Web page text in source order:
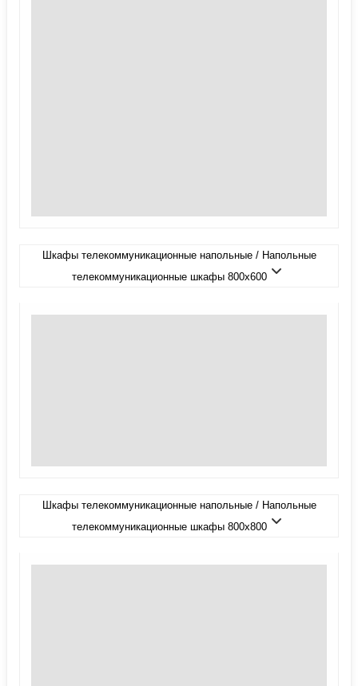
Шкафы телекоммуникационные напольные / Напольные
телекоммуникационные шкафы 800x600
Шкафы телекоммуникационные напольные / Напольные
телекоммуникационные шкафы 800x800